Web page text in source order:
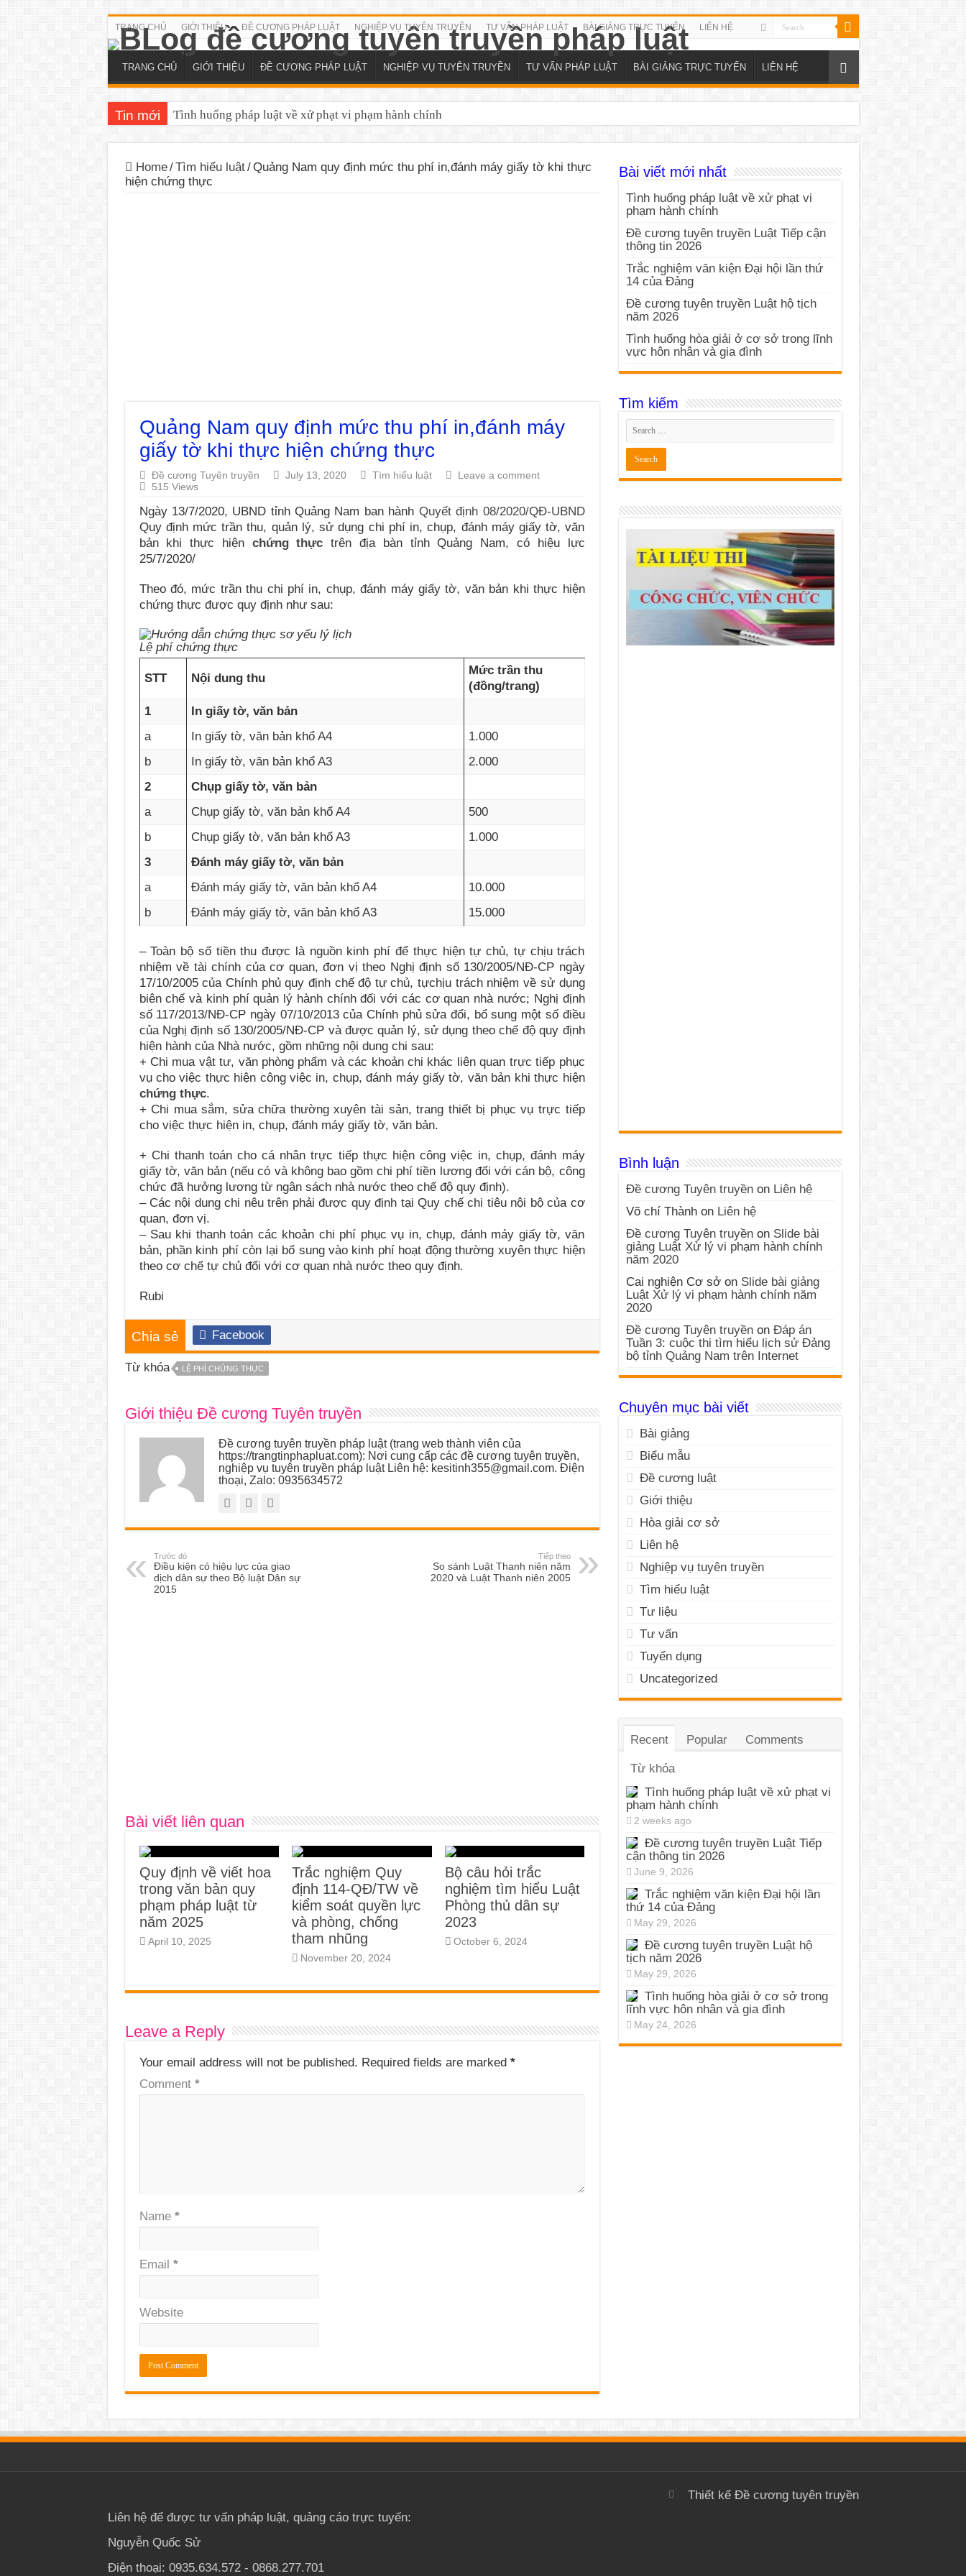
TRANG CHỦ GIỚI THIỆU ĐỀ CƯƠNG PHÁP LUẬT NGHIỆP VỤ TUYÊN TRUYỀN TƯ VẤN PHÁP LUẬT BÀI GIẢNG TRỰC TUYẾN LIÊN HỆ
TRANG CHỦ GIỚI THIỆU ĐỀ CƯƠNG PHÁP LUẬT NGHIỆP VỤ TUYÊN TRUYỀN TƯ VẤN PHÁP LUẬT BÀI GIẢNG TRỰC TUYẾN LIÊN HỆ
Tin mới Tình huống pháp luật về xử phạt vi phạm hành chính
Home/Tìm hiểu luật/Quảng Nam quy định mức thu phí in,đánh máy giấy tờ khi thực
hiện chứng thực
Quảng Nam quy định mức thu phí in,đánh máy
giấy tờ khi thực hiện chứng thực
Đề cương Tuyên truyền July 13, 2020 Tìm hiểu luật
Leave a comment
515 Views
Ngày 13/7/2020, UBND tỉnh Quảng Nam ban hành Quyết định 08/2020/QĐ-UBND
Quy định mức trần thu, quản lý, sử dụng chi phí in, chụp, đánh máy giấy tờ, văn
bản khi thực hiện chứng thực trên địa bàn tỉnh Quảng Nam, có hiệu lực
25/7/2020/
Theo đó, mức trần thu chi phí in, chụp, đánh máy giấy tờ, văn bản khi thực hiện
chứng thực được quy định như sau:
Lệ phí chứng thực
STT Nội dung thu
Mức trần thu
(đồng/trang)
1
In giấy tờ, văn bản
a
In giấy tờ, văn bản khổ A4
1.000
b
In giấy tờ, văn bản khổ A3
2.000
2
Chụp giấy tờ, văn bản
a
Chụp giấy tờ, văn bản khổ A4
500
b
Chụp giấy tờ, văn bản khổ A3
1.000
3
Đánh máy giấy tờ, văn bản
a
Đánh máy giấy tờ, văn bản khổ A4
10.000
b
Đánh máy giấy tờ, văn bản khổ A3 15.000
– Toàn bộ số tiền thu được là nguồn kinh phí để thực hiện tự chủ, tự chịu trách
nhiệm về tài chính của cơ quan, đơn vị theo Nghị định số 130/2005/NĐ-CP ngày
17/10/2005 của Chính phủ quy định chế độ tự chủ, tựchịu trách nhiệm về sử dụng
biên chế và kinh phí quản lý hành chính đối với các cơ quan nhà nước; Nghị định
số 117/2013/NĐ-CP ngày 07/10/2013 của Chính phủ sửa đổi, bổ sung một số điều
của Nghị định số 130/2005/NĐ-CP và được quản lý, sử dụng theo chế độ quy định
hiện hành của Nhà nước, gồm những nội dung chi sau:
+ Chi mua vật tư, văn phòng phẩm và các khoản chi khác liên quan trực tiếp phục
vụ cho việc thực hiện công việc in, chụp, đánh máy giấy tờ, văn bản khi thực hiện
chứng thực.
+ Chi mua sắm, sửa chữa thường xuyên tài sản, trang thiết bị phục vụ trực tiếp
cho việc thực hiện in, chụp, đánh máy giấy tờ, văn bản.
+ Chi thanh toán cho cá nhân trực tiếp thực hiện công việc in, chụp, đánh máy
giấy tờ, văn bản (nếu có và không bao gồm chi phí tiền lương đối với cán bộ, công
chức đã hưởng lương từ ngân sách nhà nước theo chế độ quy định).
– Các nội dung chi nêu trên phải được quy định tại Quy chế chi tiêu nội bộ của cơ
quan, đơn vị.
– Sau khi thanh toán các khoản chi phí phục vụ in, chụp, đánh máy giấy tờ, văn
bản, phần kinh phí còn lại bổ sung vào kinh phí hoạt động thường xuyên thực hiện
theo cơ chế tự chủ đối với cơ quan nhà nước theo quy định.
Rubi
Chia sẻ Facebook
Từ khóa LỆ PHÍ CHỨNG THỰC
Giới thiệu Đề cương Tuyên truyền
Đề cương tuyên truyền pháp luật (trang web thành viên của
https://trangtinphapluat.com): Nơi cung cấp các đề cương tuyên truyền,
nghiệp vụ tuyên truyền pháp luật Liên hệ: kesitinh355@gmail.com. Điện
thoại, Zalo: 0935634572
Trước đó
Điều kiện có hiệu lực của giao
dịch dân sự theo Bộ luật Dân sự
2015
Tiếp theo
So sánh Luật Thanh niên năm
2020 và Luật Thanh niên 2005
Bài viết liên quan
Quy định về viết hoa
trong văn bản quy
phạm pháp luật từ
năm 2025
April 10, 2025
Trắc nghiệm Quy
định 114-QĐ/TW về
kiểm soát quyền lực
và phòng, chống
tham nhũng
November 20, 2024
Bộ câu hỏi trắc
nghiệm tìm hiểu Luật
Phòng thủ dân sự
2023
October 6, 2024
Leave a Reply
Your email address will not be published. Required fields are marked *
Comment *
Name *
Email *
Website
Bài viết mới nhất
Tình huống pháp luật về xử phạt vi
phạm hành chính
Đề cương tuyên truyền Luật Tiếp cận
thông tin 2026
Trắc nghiệm văn kiện Đại hội lần thứ
14 của Đảng
Đề cương tuyên truyền Luật hộ tịch
năm 2026
Tình huống hòa giải ở cơ sở trong lĩnh
vực hôn nhân và gia đình
Tìm kiếm
Bình luận
Đề cương Tuyên truyềnon Liên hệ
Võ chí Thànhon Liên hệ
Đề cương Tuyên truyềnon Slide bài
giảng Luật Xử lý vi phạm hành chính
năm 2020
Cai nghiện Cơ sởon Slide bài giảng
Luật Xử lý vi phạm hành chính năm
2020
Đề cương Tuyên truyềnon Đáp án
Tuần 3: cuộc thi tìm hiểu lịch sử Đảng
bộ tỉnh Quảng Nam trên Internet
Chuyên mục bài viết
Bài giảng
Biểu mẫu
Đề cương luật
Giới thiệu
Hòa giải cơ sở
Liên hệ
Nghiệp vụ tuyên truyền
Tìm hiểu luật
Tư liệu
Tư vấn
Tuyển dụng
Uncategorized
Recent Popular Comments
Từ khóa
Tình huống pháp luật về xử phạt vi
phạm hành chính
2 weeks ago
Đề cương tuyên truyền Luật Tiếp
cận thông tin 2026
June 9, 2026
Trắc nghiệm văn kiện Đại hội lần
thứ 14 của Đảng
May 29, 2026
Đề cương tuyên truyền Luật hộ
tịch năm 2026
May 29, 2026
Tình huống hòa giải ở cơ sở trong
lĩnh vực hôn nhân và gia đình
May 24, 2026
Thiết kế Đề cương tuyên truyền
Liên hệ để được tư vấn pháp luật, quảng cáo trực tuyến:
Nguyễn Quốc Sử
Điện thoại: 0935.634.572 - 0868.277.701